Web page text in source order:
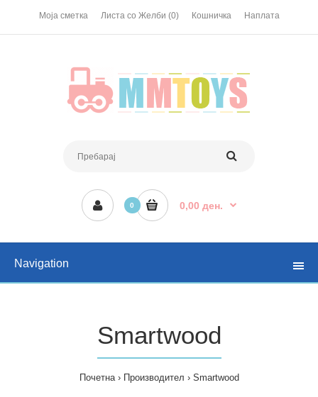
Моја сметка Листа со Желби (0) Кошничка Наплата
0 0,00 ден.
Navigation
Smartwood
Почетна Производител Smartwood